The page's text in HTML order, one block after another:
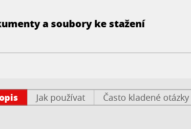
a soubory ke stažení
Jak používat Často kladené otázky